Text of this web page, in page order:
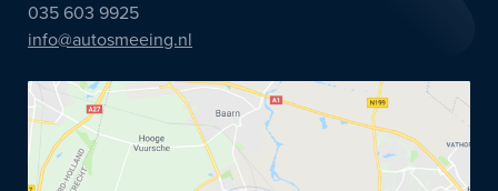
035 603 9925
info@autosmeeing.nl